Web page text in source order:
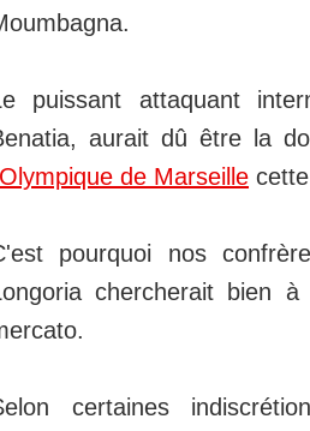
puissant attaquant
aurait dû être la
Olympique de Marseille
pourquoi nos
chercherait bien
certaines